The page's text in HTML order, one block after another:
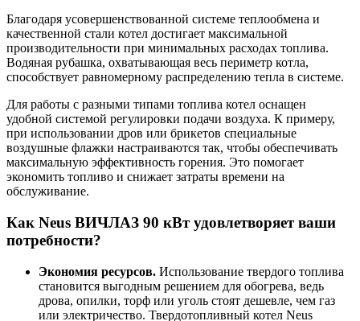
Благодаря усовершенствованной системе теплообмена и
качественной стали котел достигает максимальной
производительности при минимальных расходах топлива.
Водяная рубашка, охватывающая весь периметр котла,
способствует равномерному распределению тепла в системе.
Для работы с разными типами топлива котел оснащен
удобной системой регулировки подачи воздуха. К примеру,
при использовании дров или брикетов специальные
воздушные флажки настраиваются так, чтобы обеспечивать
максимальную эффективность горения. Это помогает
экономить топливо и снижает затраты времени на
обслуживание.
Как Neus ВИЧЛАЗ 90 кВт удовлетворяет ваши
потребности?
Экономия ресурсов. Использование твердого топлива
становится выгодным решением для обогрева, ведь
дрова, опилки, торф или уголь стоят дешевле, чем газ
или электричество. Твердотопливный котел Neus